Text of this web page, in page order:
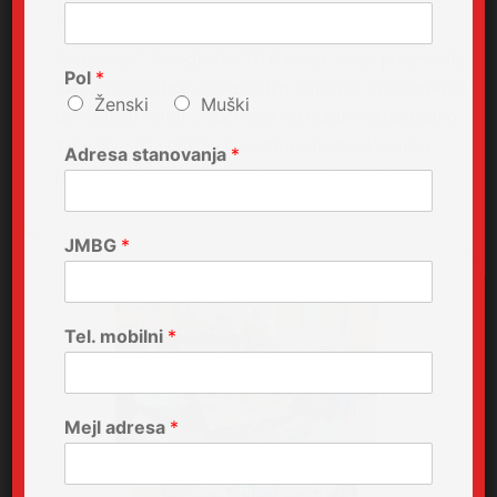
slatke poslastice sa različitim ukusima, svakodnevno
dostavljaju kafeu „Zvuci srca“ na Čuburi i izražavamo
zahvalnost za društveno odgovorno poslovanje i
podršku koju su pružili osobama sa invaliditetom.
Pol *
Ženski
Muški
Adresa stanovanja *
JMBG *
Tel. mobilni *
Mejl adresa *